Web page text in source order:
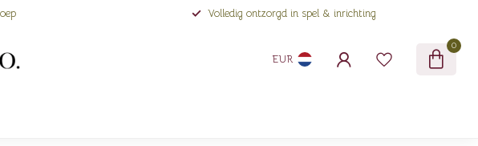
Volledig ontzorgd in spel & inrichting
EUR
0